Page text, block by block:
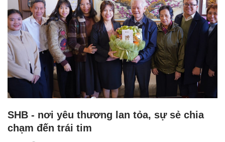
SHB - nơi yêu thương lan tỏa, sự sẻ chia
chạm đến trái tim